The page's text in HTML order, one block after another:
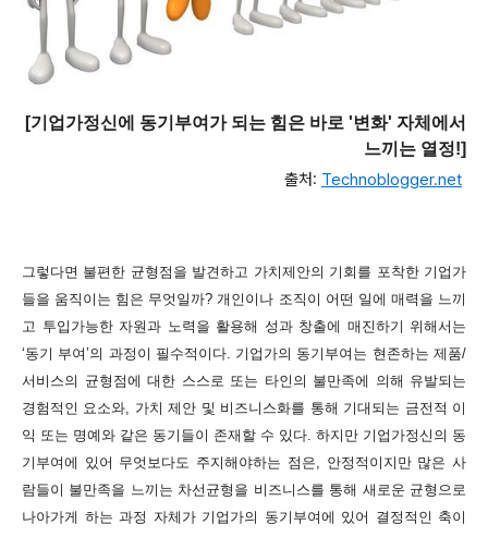
[기업가정신에 동기부여가 되는 힘은 바로 '변화' 자체에서
느끼는 열정!]
출처: Technoblogger.net
그렇다면 불편한 균형점을 발견하고 가치제안의 기회를 포착한 기업가
들을 움직이는 힘은 무엇일까? 개인이나 조직이 어떤 일에 매력을 느끼
고 투입가능한 자원과 노력을 활용해 성과 창출에 매진하기 위해서는
‘동기 부여’의 과정이 필수적이다. 기업가의 동기부여는 현존하는 제품/
서비스의 균형점에 대한 스스로 또는 타인의 불만족에 의해 유발되는
경험적인 요소와, 가치 제안 및 비즈니스화를 통해 기대되는 금전적 이
익 또는 명예와 같은 동기들이 존재할 수 있다. 하지만 기업가정신의 동
기부여에 있어 무엇보다도 주지해야하는 점은, 안정적이지만 많은 사
람들이 불만족을 느끼는 차선균형을 비즈니스를 통해 새로운 균형으로
나아가게 하는 과정 자체가 기업가의 동기부여에 있어 결정적인 축이